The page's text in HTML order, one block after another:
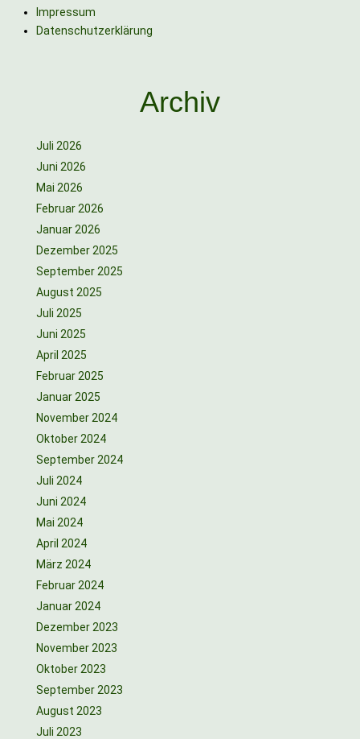
Impressum
Datenschutzerklärung
Archiv
Juli 2026
Juni 2026
Mai 2026
Februar 2026
Januar 2026
Dezember 2025
September 2025
August 2025
Juli 2025
Juni 2025
April 2025
Februar 2025
Januar 2025
November 2024
Oktober 2024
September 2024
Juli 2024
Juni 2024
Mai 2024
April 2024
März 2024
Februar 2024
Januar 2024
Dezember 2023
November 2023
Oktober 2023
September 2023
August 2023
Juli 2023